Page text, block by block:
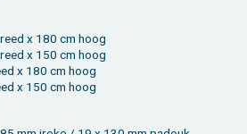
x 180 cm hoog
x 150 cm hoog
x 180 cm hoog
x 150 cm hoog